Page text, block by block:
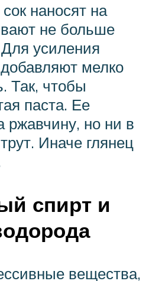
наносят на
не больше
усиления
мелко
Так, чтобы
паста. Ее
ржавчину, но ни в
Иначе глянец
спирт и
вещества,